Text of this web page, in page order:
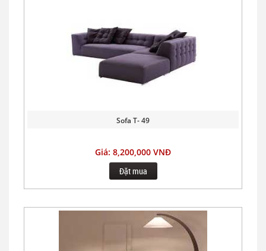
Sofa T- 49
Giá: 8,200,000 VNĐ
Đặt mua